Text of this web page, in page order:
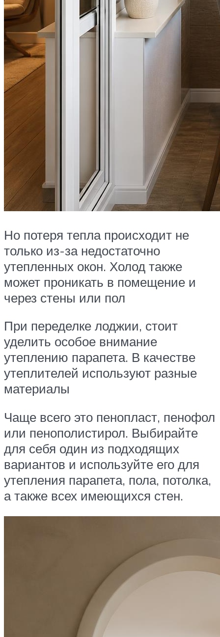
Но потеря тепла происходит не
только из-за недостаточно
утепленных окон. Холод также
может проникать в помещение и
через стены или пол
При переделке лоджии, стоит
уделить особое внимание
утеплению парапета. В качестве
утеплителей используют разные
материалы
Чаще всего это пенопласт, пенофол
или пенополистирол. Выбирайте
для себя один из подходящих
вариантов и используйте его для
утепления парапета, пола, потолка,
а также всех имеющихся стен.